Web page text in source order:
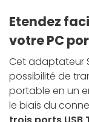
Etendez
votre PC
Cet adaptateur
possibilité de
portable en un
le biais du